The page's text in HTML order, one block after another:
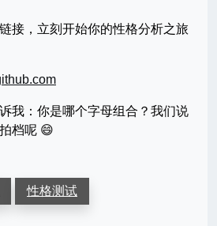
接，立刻开始你的性格分析之旅
我：你是哪个字母组合？我们说
档呢 😄
性格测试